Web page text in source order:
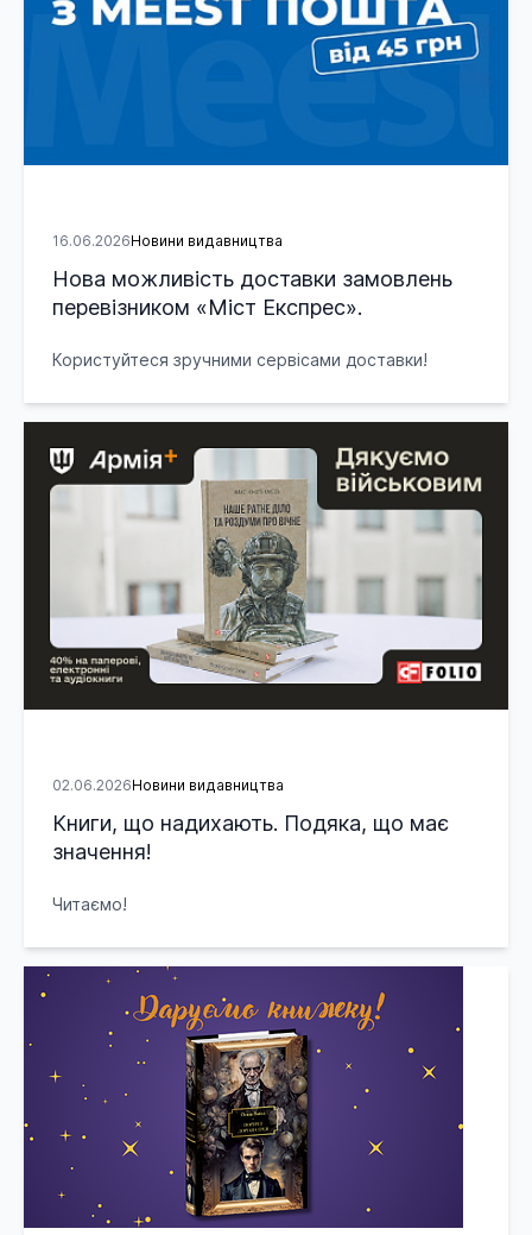
16.06.2026Новини видавництва
Нова можливість доставки замовлень
перевізником «Міст Експрес».
Користуйтеся зручними сервісами доставки!
02.06.2026Новини видавництва
Книги, що надихають. Подяка, що має
значення!
Читаємо!